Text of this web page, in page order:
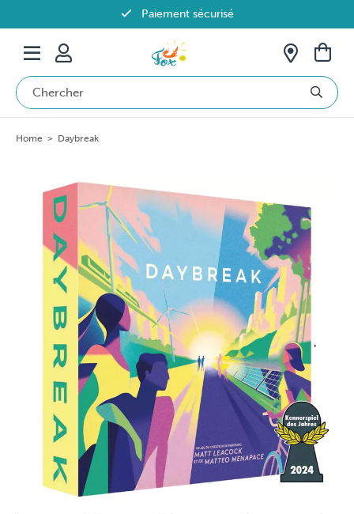
Paiement sécurisé
Livraison offerte dès 69€ en Belgique
Home > Daybreak